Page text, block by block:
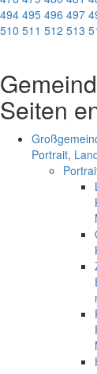
494 495 496 497
510 511 512 513
Seiten
Portrait,